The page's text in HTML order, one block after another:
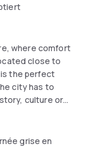
where comfort
close to
the perfect
city has to
culture or
to satisfy
grise en